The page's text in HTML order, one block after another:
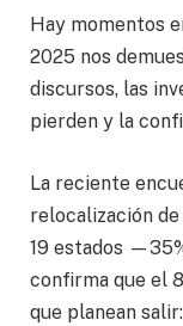
Hay momentos
2025 nos
discursos, las
pierden y la
La reciente
relocalización
19 estados
confirma que el
que planean salir: